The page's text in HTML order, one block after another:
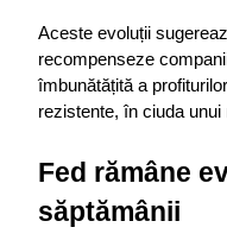
Aceste evoluții
recompenseze
îmbunătățită a
rezistente, în ciuda
Fed rămâne
săptămânii